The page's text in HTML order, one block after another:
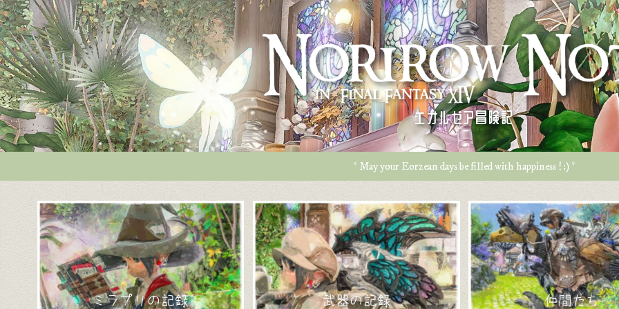
♦
エオルゼア冒険記
* May your Eorzean days be filled with happiness ! :) *
ミラプリの記録 武器の記録 仲間たち